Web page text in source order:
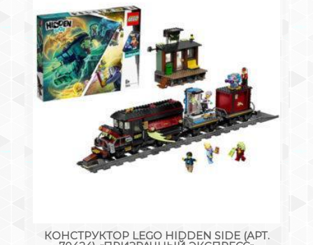
КОНСТРУКТОР LEGO HIDDEN SIDE (АРТ.